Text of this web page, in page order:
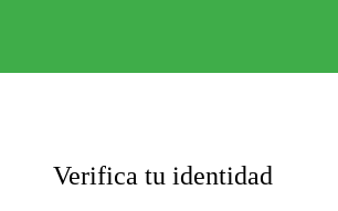
Verifica tu identidad